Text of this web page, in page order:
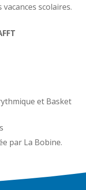
scolaires.
et Basket
par La Bobine.